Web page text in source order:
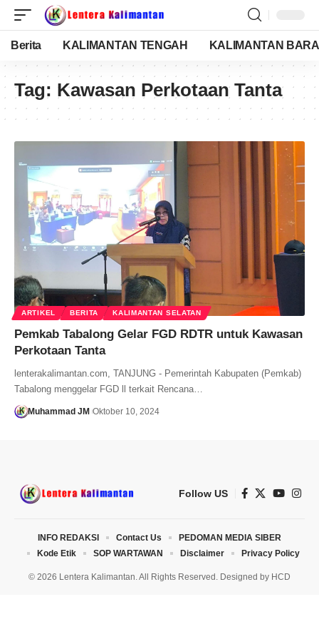
Berita KALIMANTAN TENGAH KALIMANTAN
Tag: Kawasan Perkotaan Tanta
ARTIKEL BERITA KALIMANTAN SELATAN
Pemkab Tabalong Gelar FGD RDTR untuk Kawasan
Perkotaan Tanta
lenterakalimantan.com, TANJUNG - Pemerintah Kabupaten (Pemkab)
Tabalong menggelar FGD ll terkait Rencana…
Muhammad JM Oktober 10, 2024
Follow US
© 2026 Lentera Kalimantan. All Rights Reserved. Designed by HCD
INFO REDAKSI Contact Us
PEDOMAN MEDIA SIBER
Kode Etik
SOP WARTAWAN Disclaimer Privacy Policy